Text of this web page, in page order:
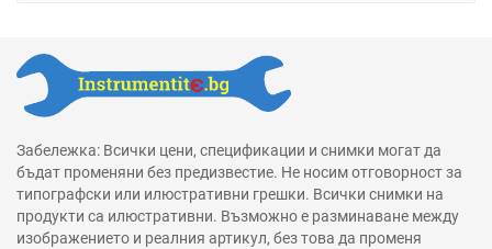
Забележка: Всички цени, спецификации и снимки могат да
бъдат променяни без предизвестие. Не носим отговорност за
типографски или илюстративни грешки. Всички снимки на
продукти са илюстративни. Възможно е разминаване между
изображението и реалния артикул, без това да променя